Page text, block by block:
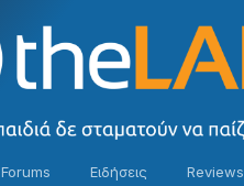
Forums Ειδήσεις Reviews